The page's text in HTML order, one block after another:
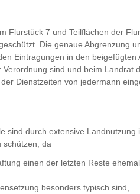
Flurstück 7 und Teilflächen der
Die genaue Abgrenzung
Eintragungen in den beigefügten
sind und beim Landrat
Dienstzeiten von jedermann
sind durch extensive Landnutzung
schützen, da
einen der letzten Reste
besonders typisch sind,